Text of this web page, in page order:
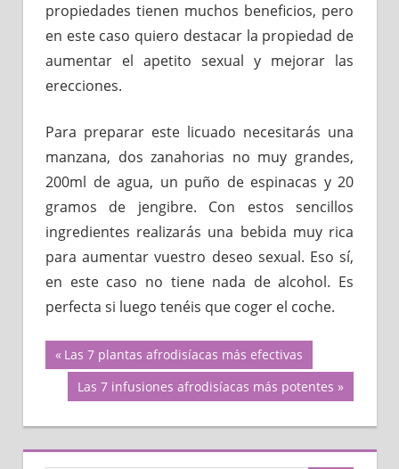
propiedades tienen muchos beneficios, pero
en este caso quiero destacar la propiedad de
aumentar el apetito sexual y mejorar las
erecciones.
Para preparar este licuado necesitarás una
manzana, dos zanahorias no muy grandes,
200ml de agua, un puño de espinacas y 20
gramos de jengibre. Con estos sencillos
ingredientes realizarás una bebida muy rica
para aumentar vuestro deseo sexual. Eso sí,
en este caso no tiene nada de alcohol. Es
perfecta si luego tenéis que coger el coche.
Navegación
de
entradas
Previous
Post:
Las 7 plantas afrodisíacas más efectivas
Next
Post:
Las 7 infusiones afrodisíacas más potentes